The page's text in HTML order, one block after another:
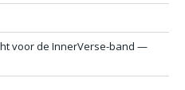
voor de InnerVerse-band —